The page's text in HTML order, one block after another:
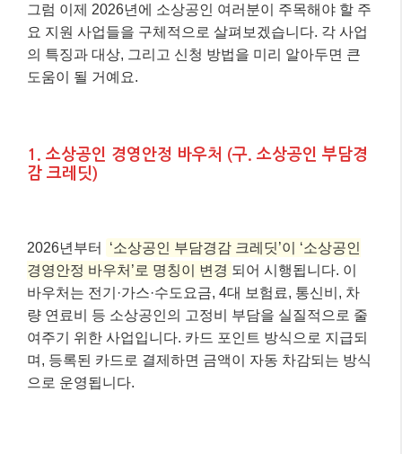
그럼 이제 2026년에 소상공인 여러분이 주목해야 할 주
요 지원 사업들을 구체적으로 살펴보겠습니다. 각 사업
의 특징과 대상, 그리고 신청 방법을 미리 알아두면 큰
도움이 될 거예요.
1. 소상공인 경영안정 바우처 (구. 소상공인 부담경
감 크레딧)
2026년부터
‘소상공인 부담경감 크레딧’이 ‘소상공인
경영안정 바우처’로 명칭이 변경 되어 시행됩니다. 이
바우처는 전기·가스·수도요금, 4대 보험료, 통신비, 차
량 연료비 등 소상공인의 고정비 부담을 실질적으로 줄
여주기 위한 사업입니다. 카드 포인트 방식으로 지급되
며, 등록된 카드로 결제하면 금액이 자동 차감되는 방식
으로 운영됩니다.